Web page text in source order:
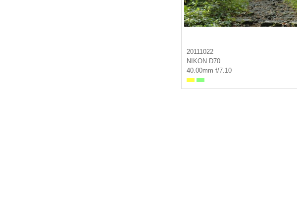
20111022
NIKON D70
40.00mm f/7.10